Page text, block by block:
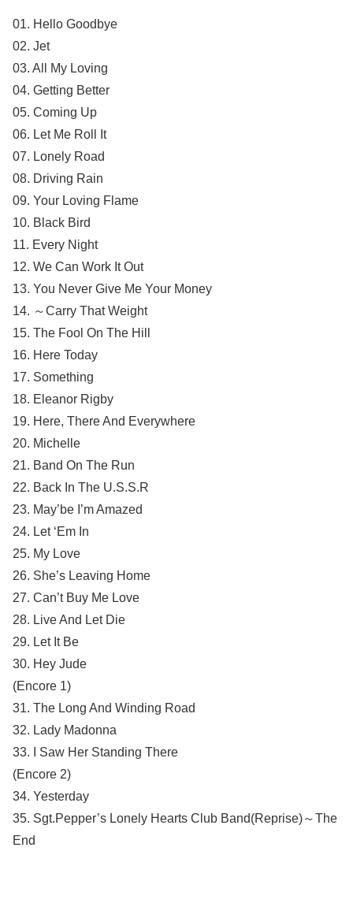
01. Hello Goodbye
02. Jet
03. All My Loving
04. Getting Better
05. Coming Up
06. Let Me Roll It
07. Lonely Road
08. Driving Rain
09. Your Loving Flame
10. Black Bird
11. Every Night
12. We Can Work It Out
13. You Never Give Me Your Money
14. ～Carry That Weight
15. The Fool On The Hill
16. Here Today
17. Something
18. Eleanor Rigby
19. Here, There And Everywhere
20. Michelle
21. Band On The Run
22. Back In The U.S.S.R
23. May’be I’m Amazed
24. Let ‘Em In
25. My Love
26. She’s Leaving Home
27. Can’t Buy Me Love
28. Live And Let Die
29. Let It Be
30. Hey Jude
(Encore 1)
31. The Long And Winding Road
32. Lady Madonna
33. I Saw Her Standing There
(Encore 2)
34. Yesterday
35. Sgt.Pepper’s Lonely Hearts Club Band(Reprise)～The
End